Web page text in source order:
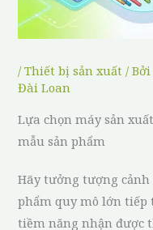
/Thiết bị sản xuất /
Đài Loan
Lựa chọn máy sản
mẫu sản phẩm
Hãy tưởng tượng
phẩm quy mô lớn tiếp
tiềm năng nhận được